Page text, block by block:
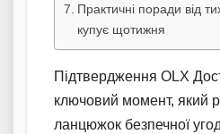
Практичні поради від
купує щотижня
Підтвердження OLX
ключовий момент, який
ланцюжок безпечної